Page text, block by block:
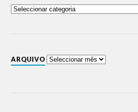
ARQUIVO